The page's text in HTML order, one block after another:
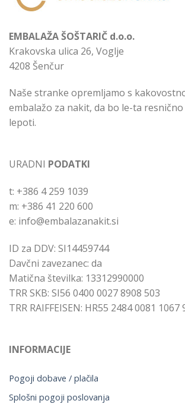
EMBALAŽA ŠOŠTARIČ d.o.o.
Krakovska ulica 26, Voglje
4208 Šenčur
Naše stranke opremljamo s
embalažo za nakit, da bo le-ta
lepoti.
URADNI PODATKI
t: +386 4 259 1039
m: +386 41 220 600
e: info@embalazanakit.si
ID za DDV: SI14459744
Davčni zavezanec: da
Matična številka: 13312990000
TRR SKB: SI56 0400 0027 8908 503
TRR RAIFFEISEN: HR55 2484 0081 1067
INFORMACIJE
Pogoji dobave / plačila
Splošni pogoji poslovanja